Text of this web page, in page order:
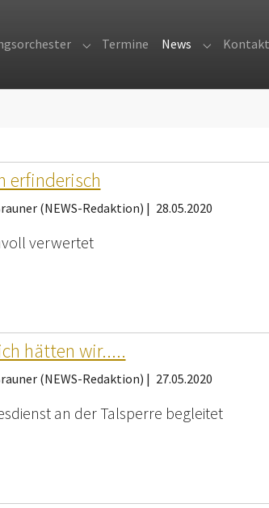
"Orchester" Submenu for
Termine News Submenu
Kontakt
erfinderisch
(NEWS-Redaktion) | 28.05.2020
verwertet
hätten wir.....
(NEWS-Redaktion) | 27.05.2020
an der Talsperre begleitet